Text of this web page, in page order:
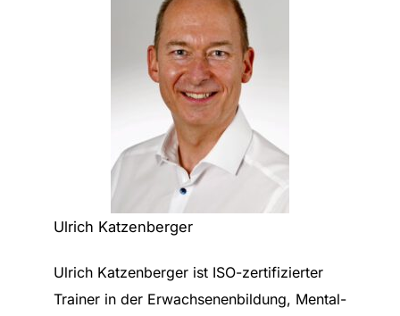
Ulrich Katzenberger
Ulrich Katzenberger ist ISO-zertifizierter
Trainer in der Erwachsenenbildung, Mental-